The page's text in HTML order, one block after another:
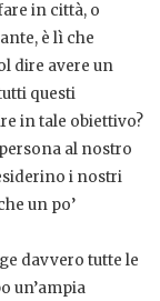
in città, o
è lì che
dire avere un
questi
in tale obiettivo?
al nostro
i nostri
un po’
davvero tutte le
un’ampia